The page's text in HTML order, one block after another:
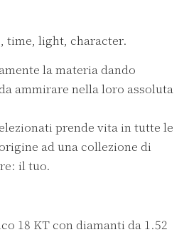
time, light, character.
la materia dando
ammirare nella loro assoluta
prende vita in tutte le
ad una collezione di
il tuo.
18 KT con diamanti da 1.52